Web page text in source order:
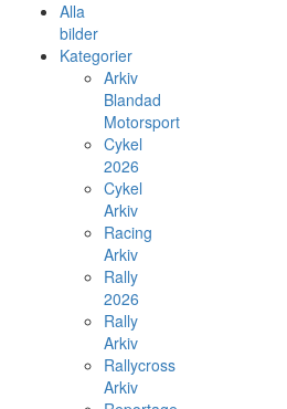
Alla
bilder
Kategorier
Arkiv
Blandad
Motorsport
Cykel
2026
Cykel
Arkiv
Racing
Arkiv
Rally
2026
Rally
Arkiv
Rallycross
Arkiv